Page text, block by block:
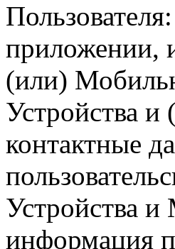
приложении,
(или)
Устройства
контактные
Устройства
информация